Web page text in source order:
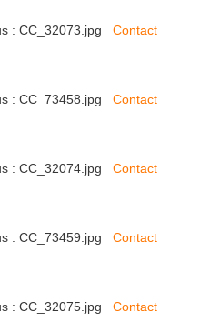
: CC_32073.jpg Contact
: CC_73458.jpg Contact
: CC_32074.jpg Contact
: CC_73459.jpg Contact
: CC_32075.jpg Contact